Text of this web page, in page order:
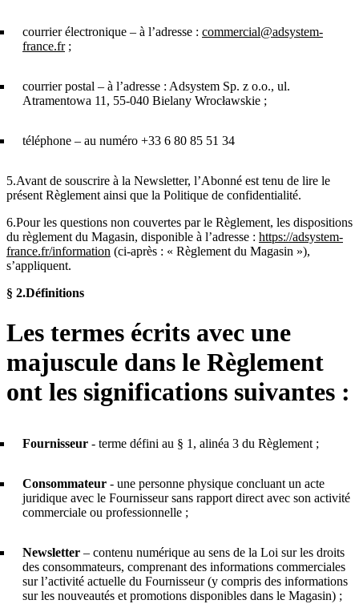
courrier électronique – à l’adresse : commercial@adsystem-
france.fr;
courrier postal – à l’adresse : Adsystem Sp. z o.o., ul.
Atramentowa 11, 55-040 Bielany Wrocławskie ;
téléphone – au numéro +33 6 80 85 51 34
5.Avant de souscrire à la Newsletter, l’Abonné est tenu de lire le
présent Règlement ainsi que la Politique de confidentialité.
6.Pour les questions non couvertes par le Règlement, les dispositions
du règlement du Magasin, disponible à l’adresse : https://adsystem-
france.fr/information (ci-après : « Règlement du Magasin »),
s’appliquent.
§ 2.Définitions
Les termes écrits avec une
majuscule dans le Règlement
ont les significations suivantes :
Fournisseur - terme défini au § 1, alinéa 3 du Règlement ;
Consommateur - une personne physique concluant un acte
juridique avec le Fournisseur sans rapport direct avec son activité
commerciale ou professionnelle ;
Newsletter – contenu numérique au sens de la Loi sur les droits
des consommateurs, comprenant des informations commerciales
sur l’activité actuelle du Fournisseur (y compris des informations
sur les nouveautés et promotions disponibles dans le Magasin) ;